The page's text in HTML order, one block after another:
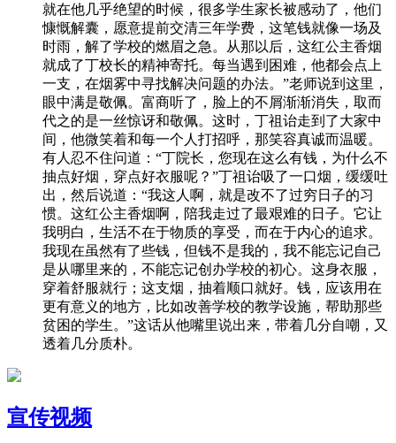
就在他几乎绝望的时候，很多学生家长被感动了，他们
慷慨解囊，愿意提前交清三年学费，这笔钱就像一场及
时雨，解了学校的燃眉之急。从那以后，这红公主香烟
就成了丁校长的精神寄托。每当遇到困难，他都会点上
一支，在烟雾中寻找解决问题的办法。”老师说到这里，
眼中满是敬佩。富商听了，脸上的不屑渐渐消失，取而
代之的是一丝惊讶和敬佩。这时，丁祖诒走到了大家中
间，他微笑着和每一个人打招呼，那笑容真诚而温暖。
有人忍不住问道：“丁院长，您现在这么有钱，为什么不
抽点好烟，穿点好衣服呢？”丁祖诒吸了一口烟，缓缓吐
出，然后说道：“我这人啊，就是改不了过穷日子的习
惯。这红公主香烟啊，陪我走过了最艰难的日子。它让
我明白，生活不在于物质的享受，而在于内心的追求。
我现在虽然有了些钱，但钱不是我的，我不能忘记自己
是从哪里来的，不能忘记创办学校的初心。这身衣服，
穿着舒服就行；这支烟，抽着顺口就好。钱，应该用在
更有意义的地方，比如改善学校的教学设施，帮助那些
贫困的学生。”这话从他嘴里说出来，带着几分自嘲，又
透着几分质朴。
宣传视频